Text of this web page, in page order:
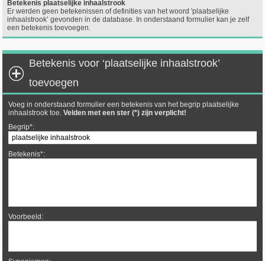
Betekenis plaatselijke inhaalstrook
Er werden geen betekenissen of definities van het woord 'plaatselijke
inhaalstrook’ gevonden in de database. In onderstaand formulier kan je zelf
een betekenis toevoegen.
Betekenis voor ‘plaatselijke inhaalstrook’
toevoegen
Voeg in onderstaand formulier een betekenis van het begrip plaatselijke
inhaalstrook toe.Velden met een ster (*) zijn verplicht!
Begrip*:
Betekenis*:
Voorbeeld: